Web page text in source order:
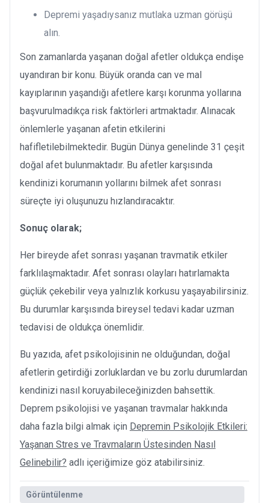
Depremi yaşadıysanız mutlaka uzman görüşü
alın.
Son zamanlarda yaşanan doğal afetler oldukça endişe
uyandıran bir konu. Büyük oranda can ve mal
kayıplarının yaşandığı afetlere karşı korunma yollarına
başvurulmadıkça risk faktörleri artmaktadır. Alınacak
önlemlerle yaşanan afetin etkilerini
hafifletilebilmektedir. Bugün Dünya genelinde 31 çeşit
doğal afet bulunmaktadır. Bu afetler karşısında
kendinizi korumanın yollarını bilmek afet sonrası
süreçte iyi oluşunuzu hızlandıracaktır.
Sonuç olarak;
Her bireyde afet sonrası yaşanan travmatik etkiler
farklılaşmaktadır. Afet sonrası olayları hatırlamakta
güçlük çekebilir veya yalnızlık korkusu yaşayabilirsiniz.
Bu durumlar karşısında bireysel tedavi kadar uzman
tedavisi de oldukça önemlidir.
Bu yazıda, afet psikolojisinin ne olduğundan, doğal
afetlerin getirdiği zorluklardan ve bu zorlu durumlardan
kendinizi nasıl koruyabileceğinizden bahsettik.
Deprem psikolojisi ve yaşanan travmalar hakkında
daha fazla bilgi almak için Depremin Psikolojik Etkileri:
Yaşanan Stres ve Travmaların Üstesinden Nasıl
Gelinebilir? adlı içeriğimize göz atabilirsiniz.
Görüntülenme